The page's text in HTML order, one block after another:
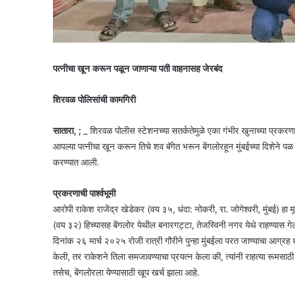
पत्नीचा खून करून पळून जाणाऱ्या पती वाहनासह जेरबंद
शिरवळ पोलिसांची कामगिरी
सातारा, ; _ शिरवळ पोलीस स्टेशनच्या सतर्कतेमुळे एका गंभीर खुनाच्या
आपल्या पत्नीचा खून करून तिचे शव बॅगेत भरून बेंगलोरहून मुंबईच्या दिशेने पळ
करण्यात आली.
प्रकरणाची पार्श्वभूमी
आरोपी राकेश राजेंद्र खेडेकर (वय ३५, धंदा: नोकरी, रा. जोगेश्वरी, मुंबई) हा
(वय ३२) हिच्यासह बेंगलोर येथील बनारगट्टा, तेजस्विनी नगर येथे राहण्यास
दिनांक २६ मार्च २०२५ रोजी रात्री गौरीने पुन्हा मुंबईला परत जाण्याचा
केली, तर राकेशने तिला समजावण्याचा प्रयत्न केला की, त्यांनी राहत्या
तसेच, बेंगलोरला येण्यासाठी खूप खर्च झाला आहे.